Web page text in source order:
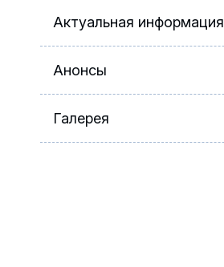
Актуальная информация
Анонсы
Галерея